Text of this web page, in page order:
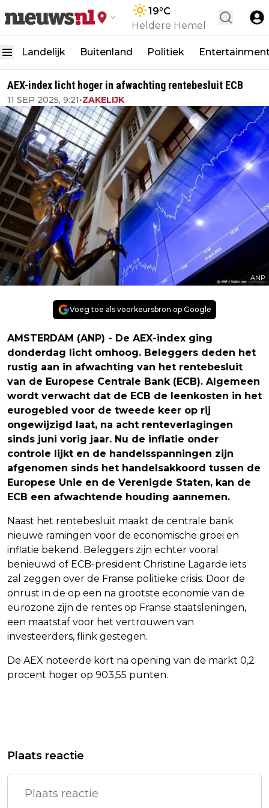
19°C
Heldere Hemel
Landelijk Buitenland Politiek
AEX-index licht hoger in afwachting rentebesluit ECB
11 SEP 2025, 9:21•ZAKELIJK
ANP
Voeg toe als voorkeursbron op Google
AMSTERDAM (ANP) - De AEX-index ging
donderdag licht omhoog. Beleggers deden het
rustig aan in afwachting van het rentebesluit
van de Europese Centrale Bank (ECB). Algemeen
wordt verwacht dat de ECB de leenkosten in het
eurogebied voor de tweede keer op rij
ongewijzigd laat, na acht renteverlagingen
sinds juni vorig jaar. Nu de inflatie onder
controle lijkt en de handelsspanningen zijn
afgenomen sinds het handelsakkoord tussen de
Europese Unie en de Verenigde Staten, kan de
ECB een afwachtende houding aannemen.
Naast het rentebesluit maakt de centrale bank
nieuwe ramingen voor de economische groei en
inflatie bekend. Beleggers zijn echter vooral
benieuwd of ECB-president Christine Lagarde iets
zal zeggen over de Franse politieke crisis. Door de
onrust in de op een na grootste economie van de
eurozone zijn de rentes op Franse staatsleningen,
een maatstaf voor het vertrouwen van
investeerders, flink gestegen.
De AEX noteerde kort na opening van de markt 0,2
procent hoger op 903,55 punten.
OVERSTROMINGEN OP BALI EN
SPOEDZITTING VN-VEILIGHEIDSRAAD
OVER DRONES IN POOLS LUCHTRUIM
Plaats reactie